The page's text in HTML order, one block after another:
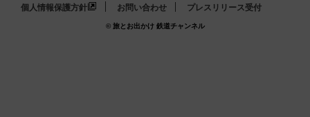
個人情報保護方針
お問い合わせ プレスリリース受付
© 旅とお出かけ 鉄道チャンネル